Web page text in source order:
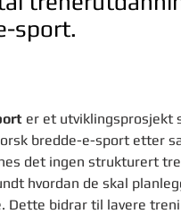
sport.
er et utviklingsprosjekt
bredde-e-sport etter
det ingen strukturert
hvordan de skal
Dette bidrar til lavere